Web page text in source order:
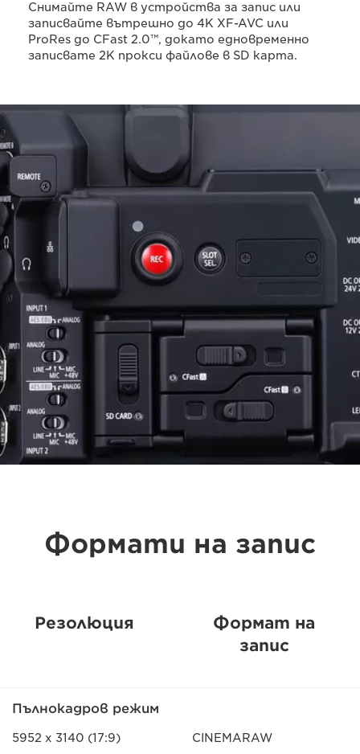
Снимайте RAW в устройства за запис или
записвайте вътрешно до 4K XF-AVC или
ProRes до CFast 2.0™, докато едновременно
записвате 2K прокси файлове в SD карта.
Формати на запис
Резолюция
Формат на
запис
Пълнокадров режим
5952 x 3140 (17:9) CINEMARAW